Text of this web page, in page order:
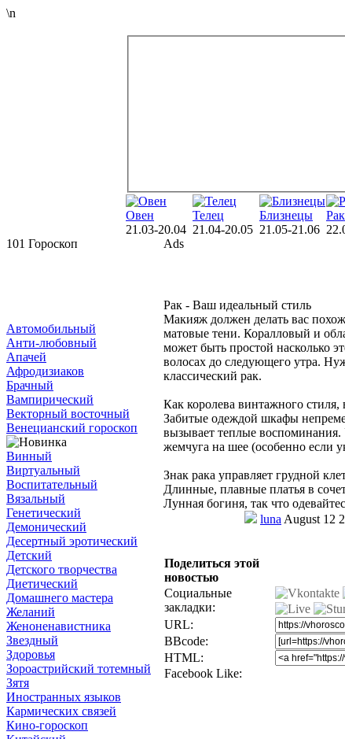
\n
Овен
21.03-20.04
Телец
21.04-20.05
Близнецы
21.05-21.06
Рак
101 Гороскоп
Автомобильный
Анти-любовный
Апачей
Афродизиаков
Брачный
Вампирический
Векторный восточный
Венецианский гороскоп
Винный
Виртуальный
Воспитательный
Вязальный
Генетический
Демонический
Десертный эротический
Детский
Детского творчества
Диетический
Домашнего мастера
Желаний
Женоненавистника
Звездный
Здоровья
Зороастрийский тотемный
Зятя
Иностранных языков
Кармических связей
Кино-гороскоп
Ads
Рак - Ваш идеальный стиль
Макияж должен делать вас
матовые тени. Коралловый и
может быть простой насколько
волосах до следующего утра.
классический рак.
Как королева винтажного
Забитые одеждой шкафы
вызывает теплые
жемчуга на шее (особенно если
Знак рака управляет грудной
Длинные, плавные платья в
Лунная богиня, так что
luna August 12
Поделиться этой
новостью
Социальные
закладки:
URL:
BBcode:
HTML:
Facebook Like: